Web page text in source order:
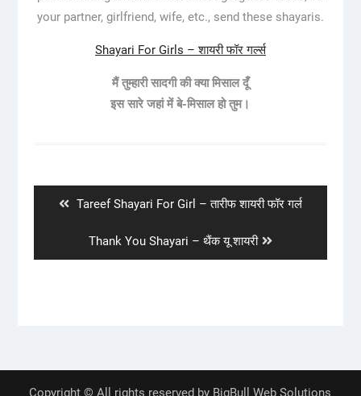
your partner, girlfriend, wife, etc., send these shayaris.
Shayari For Girls – शायरी फॉर गर्ल्स
मैं तुम्हारी सादगी की क्या मिसाल दूँ
इस सारे जहां में बे-मिसाल हो तुम।
Previous
Tareef Shayari For Girl – तारीफ शायरी फॉर गर्ल
Next
post:
Thank You Shayari – थैंक यू शायरी
Copyright © All rights reserved by BigBull Web Solutions